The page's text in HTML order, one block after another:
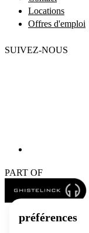
Locations
Offres d'emploi
SUIVEZ-NOUS
PART OF
Conditions